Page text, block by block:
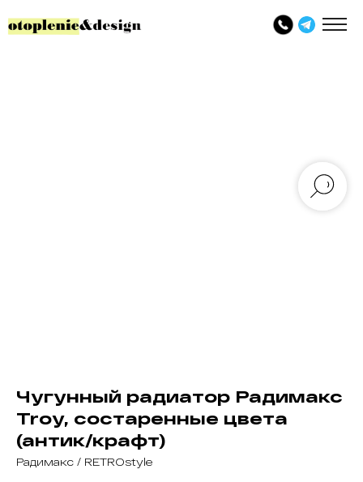
Чугунный радиатор Радимакс
Troy, состаренные цвета
(антик/крафт)
Радимакс / RETROstyle